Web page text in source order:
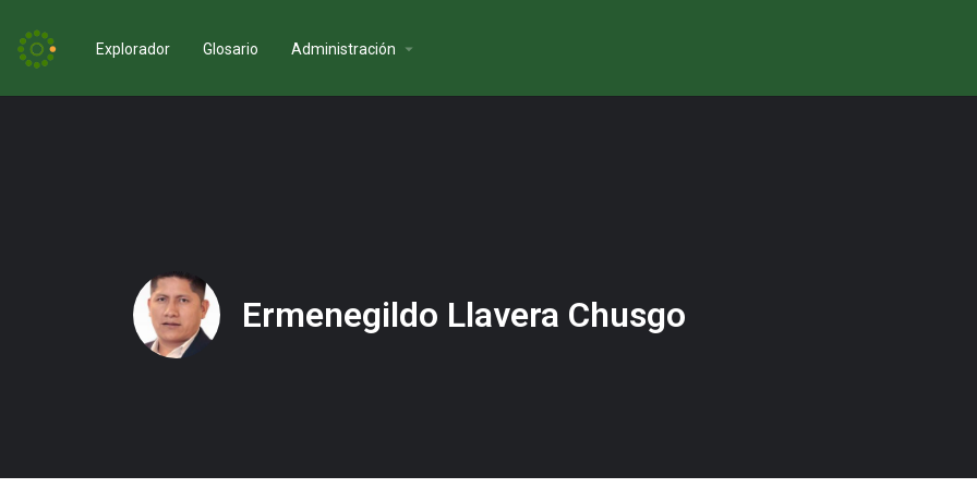
Explorador Glosario Administración
Ermenegildo Llavera Chusgo